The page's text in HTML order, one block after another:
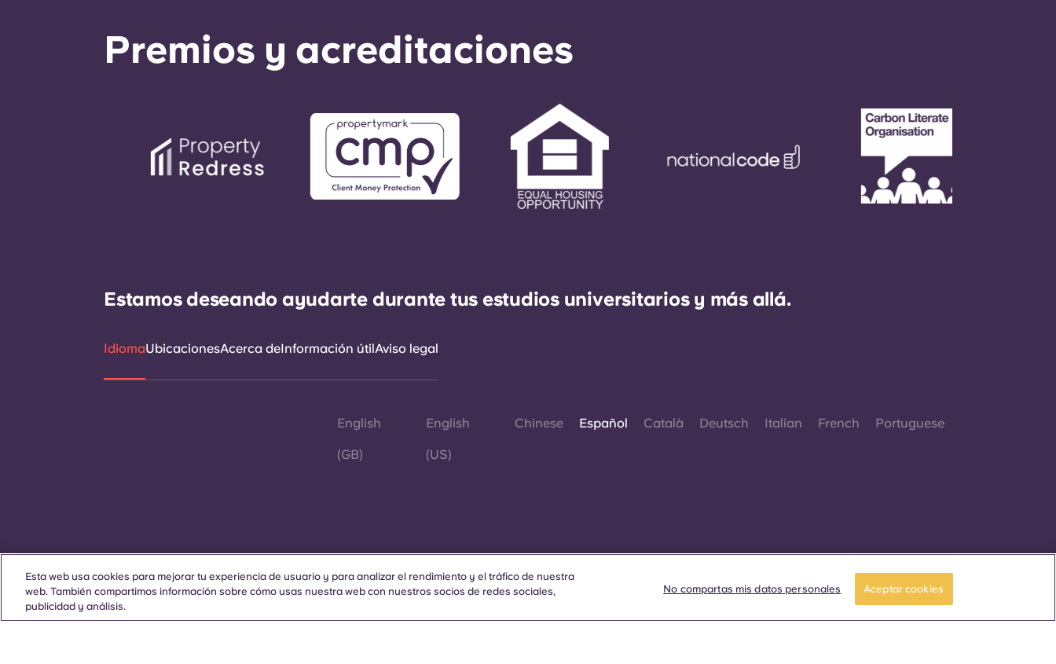
Premios y acreditaciones
Estamos deseando ayudarte durante tus estudios universitarios y más allá.
IdiomaUbicacionesAcerca deInformación útilAviso legal
English
(GB)
English
(US)
Chinese Español Català Deutsch Italian French Portuguese
Contáctanos
Siempre que en esta página web aparezcan
palabras que denoten un género concreto, se
refieren a todo el mundo, sin distinción de
Esta web usa cookies para mejorar tu experiencia de usuario y para analizar el rendimiento y el tráfico de nuestra
web. También compartimos información sobre cómo usas nuestra web con nuestros socios de redes sociales,
publicidad y análisis.
No compartas mis datos personales Aceptar cookies